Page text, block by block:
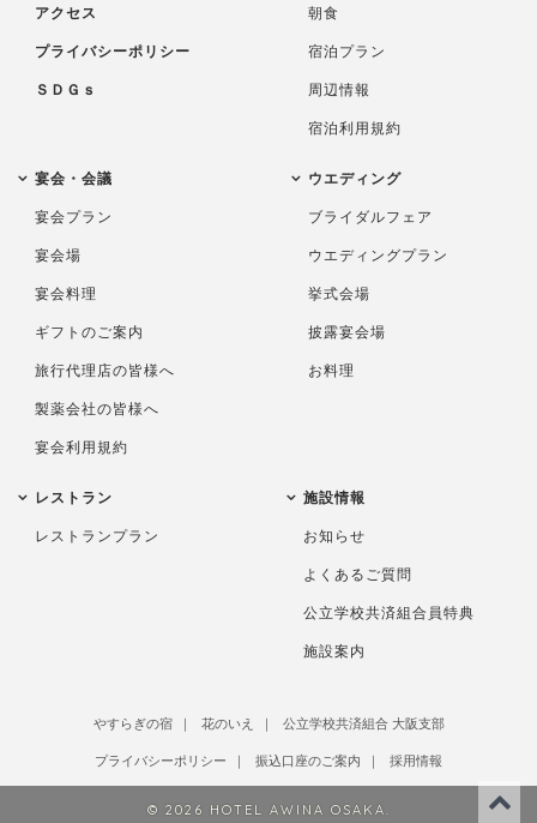
アクセス
プライバシーポリシー
ＳＤＧｓ
朝食
宿泊プラン
周辺情報
宿泊利用規約
宴会・会議
宴会プラン
宴会場
宴会料理
ギフトのご案内
旅行代理店の皆様へ
製薬会社の皆様へ
宴会利用規約
ウエディング
ブライダルフェア
ウエディングプラン
挙式会場
披露宴会場
お料理
レストラン
レストランプラン
施設情報
お知らせ
よくあるご質問
公立学校共済組合員特典
施設案内
やすらぎの宿 花のいえ 公立学校共済組合 大阪支部
プライバシーポリシー 振込口座のご案内 採用情報
© 2026 HOTEL AWINA OSAKA.